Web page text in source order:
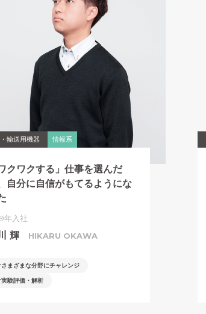
輸送用機器 情報系
ワクワクする」仕事を選んだ
自分に自信がもてるようにな
年入社
輝 HIKARU OKAWA
さまざまな分野にチャレンジ
実験評価・解析